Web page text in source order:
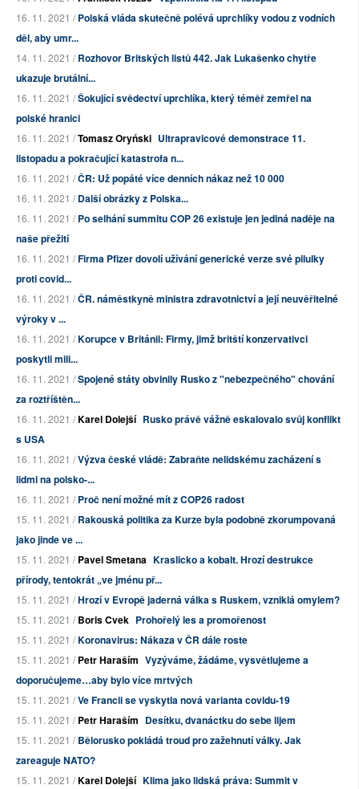
16. 11. 2021 /Polská vláda skutečně polévá uprchlíky vodou z vodních
děl, aby umr...
14. 11. 2021 /Rozhovor Britských listů 442. Jak Lukašenko chytře
ukazuje brutální...
16. 11. 2021 /Šokující svědectví uprchlíka, který téměř zemřel na
polské hranici
16. 11. 2021 /Tomasz Oryński Ultrapravicové demonstrace 11.
listopadu a pokračující katastrofa n...
16. 11. 2021 /ČR: Už popáté více denních nákaz než 10 000
16. 11. 2021 /Další obrázky z Polska...
16. 11. 2021 /Po selhání summitu COP 26 existuje jen jediná naděje na
naše přežití
16. 11. 2021 /Firma Pfizer dovolí užívání generické verze své pilulky
proti covid...
16. 11. 2021 /ČR. náměstkyně ministra zdravotnictví a její neuvěřitelné
výroky v ...
16. 11. 2021 /Korupce v Británii: Firmy, jimž britští konzervativci
poskytli mili...
16. 11. 2021 /Spojené státy obvinily Rusko z "nebezpečného" chování
za roztříštěn...
16. 11. 2021 /Karel Dolejší Rusko právě vážně eskalovalo svůj konflikt
s USA
16. 11. 2021 /Výzva české vládě: Zabraňte nelidskému zacházení s
lidmi na polsko-...
16. 11. 2021 /Proč není možné mít z COP26 radost
15. 11. 2021 /Rakouská politika za Kurze byla podobně zkorumpovaná
jako jinde ve ...
15. 11. 2021 /Pavel Smetana Kraslicko a kobalt. Hrozí destrukce
přírody, tentokrát „ve jménu př...
15. 11. 2021 /Hrozí v Evropě jaderná válka s Ruskem, vzniklá omylem?
15. 11. 2021 /Boris Cvek Prohořelý les a promořenost
15. 11. 2021 /Koronavirus: Nákaza v ČR dále roste
15. 11. 2021 /Petr Haraším Vyzýváme, žádáme, vysvětlujeme a
doporučujeme…aby bylo více mrtvých
15. 11. 2021 /Ve Francii se vyskytla nová varianta covidu-19
15. 11. 2021 /Petr Haraším Desítku, dvanáctku do sebe lijem
15. 11. 2021 /Bělorusko pokládá troud pro zažehnutí války. Jak
zareaguje NATO?
15. 11. 2021 /Karel Dolejší Klima jako lidská práva: Summit v